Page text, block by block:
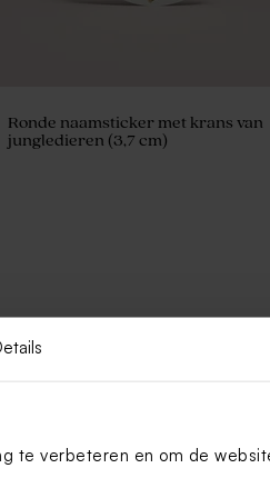
te verbeteren en om de
Ronde naamsticker met krans van
jungledieren (3,7 cm)